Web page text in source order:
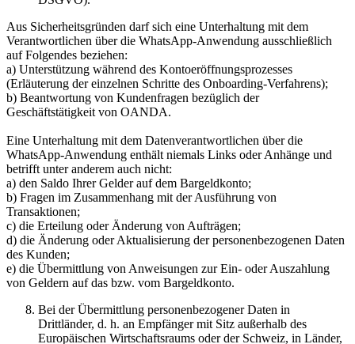
Aus Sicherheitsgründen darf sich eine Unterhaltung mit dem
Verantwortlichen über die WhatsApp-Anwendung ausschließlich
auf Folgendes beziehen:
a) Unterstützung während des Kontoeröffnungsprozesses
(Erläuterung der einzelnen Schritte des Onboarding-Verfahrens);
b) Beantwortung von Kundenfragen bezüglich der
Geschäftstätigkeit von OANDA.
Eine Unterhaltung mit dem Datenverantwortlichen über die
WhatsApp-Anwendung enthält niemals Links oder Anhänge und
betrifft unter anderem auch nicht:
a) den Saldo Ihrer Gelder auf dem Bargeldkonto;
b) Fragen im Zusammenhang mit der Ausführung von
Transaktionen;
c) die Erteilung oder Änderung von Aufträgen;
d) die Änderung oder Aktualisierung der personenbezogenen Daten
des Kunden;
e) die Übermittlung von Anweisungen zur Ein- oder Auszahlung
von Geldern auf das bzw. vom Bargeldkonto.
Bei der Übermittlung personenbezogener Daten in
Drittländer, d. h. an Empfänger mit Sitz außerhalb des
Europäischen Wirtschaftsraums oder der Schweiz, in Länder,